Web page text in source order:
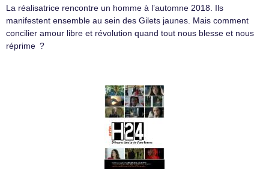
La réalisatrice rencontre un homme à l’automne 2018. Ils
manifestent ensemble au sein des Gilets jaunes. Mais comment
concilier amour libre et révolution quand tout nous blesse et nous
réprime ?